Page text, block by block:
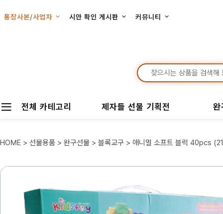
통장사본/사업자 시안 확인 게시판 커뮤니티
전체 카테고리 제자들 선물 기획전
HOME > 선물용품 > 완구선물 > 블록교구 > 애니멀 소프트 블럭 40pcs